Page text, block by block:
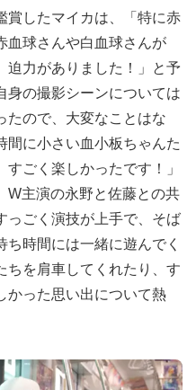
賞したマイカは、「特に赤
血球さんや白血球さんが
迫力がありました！」と予
身の撮影シーンについては
たので、大変なことはな
間に小さい血小板ちゃんた
ごく楽しかったです！」
W主演の永野と佐藤との共
っごく演技が上手で、そば
時間には一緒に遊んでく
ちを肩車してくれたり、す
かった思い出について熱